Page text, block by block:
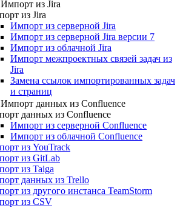
Импорт из Jira
из Jira
Импорт из серверной Jira
Импорт из серверной Jira версии 7
Импорт из облачной Jira
Импорт межпроектных связей задач из
Jira
Замена ссылок импортированных задач
и страниц
Импорт данных из Confluence
данных из Confluence
Импорт из серверной Confluence
Импорт из облачной Confluence
из YouTrack
из GitLab
из Taiga
данных из Trello
из другого инстанса TeamStorm
из CSV